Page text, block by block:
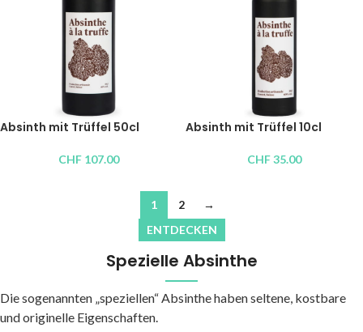
Absinth mit Trüffel 50cl
CHF 107.00
Absinth mit Trüffel 10cl
CHF35.00
1 2
→
ENTDECKEN
Spezielle Absinthe
Die sogenannten „speziellen“ Absinthe haben seltene, kostbare
und originelle Eigenschaften.